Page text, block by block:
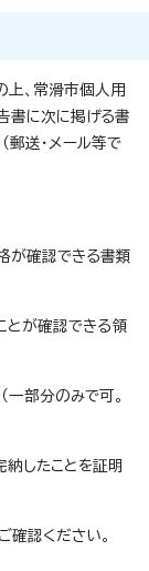
上、常滑市個人用
書に次に掲げる書
郵送・メール等で
が確認できる書類
とが確認できる領
一部分のみで可。
したことを証明
認ください。